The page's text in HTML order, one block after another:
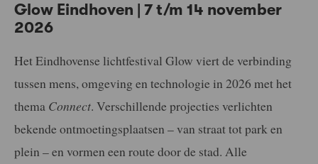
Glow Eindhoven | 7 t/m 14 november
2026
Het Eindhovense lichtfestival Glow viert de verbinding
tussen mens, omgeving en technologie in 2026 met het
thema Connect. Verschillende projecties verlichten
bekende ontmoetingsplaatsen – van straat tot park en
plein – en vormen een route door de stad. Alle